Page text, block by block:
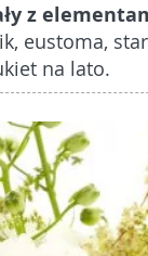
z
eustoma,
na lato.